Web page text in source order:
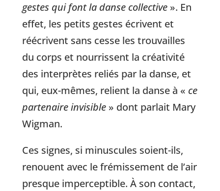
gestes qui font la danse collective». En
effet, les petits gestes écrivent et
réécrivent sans cesse les trouvailles
du corps et nourrissent la créativité
des interprètes reliés par la danse, et
qui, eux-mêmes, relient la danse à « ce
partenaire invisible» dont parlait Mary
Wigman.
Ces signes, si minuscules soient-ils,
renouent avec le frémissement de l’air
presque imperceptible. À son contact,